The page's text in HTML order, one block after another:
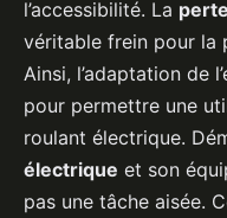
l’accessibilité. La
véritable frein pour la
Ainsi, l’adaptation de
pour permettre une
roulant électrique.
électrique et son
pas une tâche aisée.